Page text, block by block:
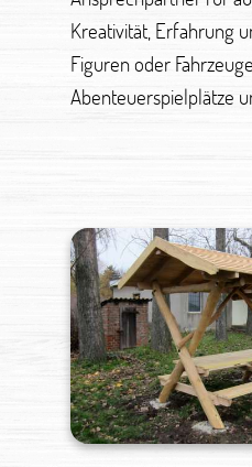
Kreativität, Erfahrung
Figuren oder
Abenteuerspielplätze
niemand geplant hat.